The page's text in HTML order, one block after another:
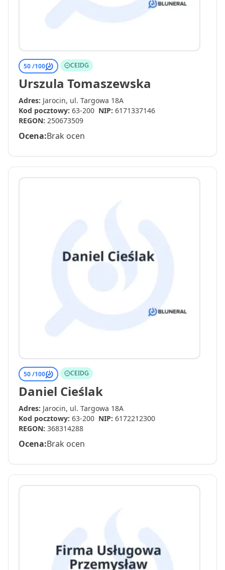
50 /100 CEIDG
Urszula Tomaszewska
Adres: Jarocin, ul. Targowa 18A
Kod pocztowy: 63-200 NIP: 6171337146
REGON: 250673509
Ocena:Brak ocen
50 /100 CEIDG
Daniel Cieślak
Adres: Jarocin, ul. Targowa 18A
Kod pocztowy: 63-200 NIP: 6172212300
REGON: 368314288
Ocena:Brak ocen